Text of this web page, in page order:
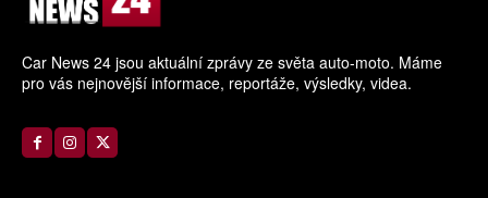
Car News 24 jsou aktuální zprávy ze světa auto-moto. Máme
pro vás nejnovější informace, reportáže, výsledky, videa.